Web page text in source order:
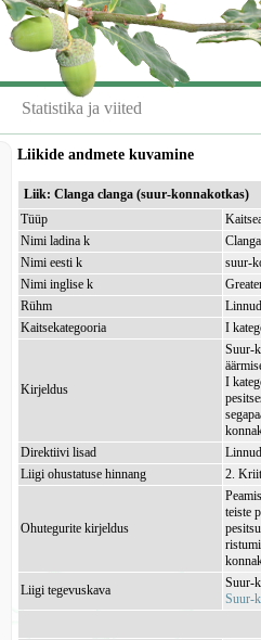
Statistika ja viited
Liikide andmete kuvamine
Liik: Clanga clanga (suur-konnakotkas)
Tüüp
Nimi ladina k
Nimi eesti k
suur-
Nimi inglise k
Rühm
Linnud
Kaitsekategooria
I
Kirjeldus
Suur-
I
Direktiivi lisad
Liigi ohustatuse hinnang
2.
Ohutegurite kirjeldus
teiste
Liigi tegevuskava
Suur-
Suur-